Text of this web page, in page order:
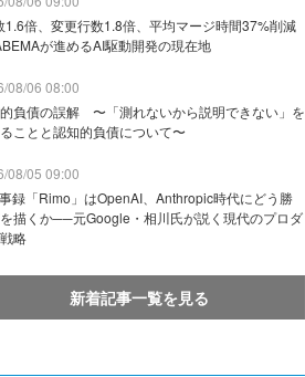
1.6倍、変更行数1.8倍、平均マージ時間37%削減
が進めるAI駆動開発の現在地
08/06 08:00
負債の誤解 〜「測れないから説明できない」を
ことと認知的負債について〜
08/05 09:00
録「Rimo」はOpenAI、Anthropic時代にどう勝
描くか──元Google・相川氏が説く現代のプロダ
略
新着記事一覧を見る